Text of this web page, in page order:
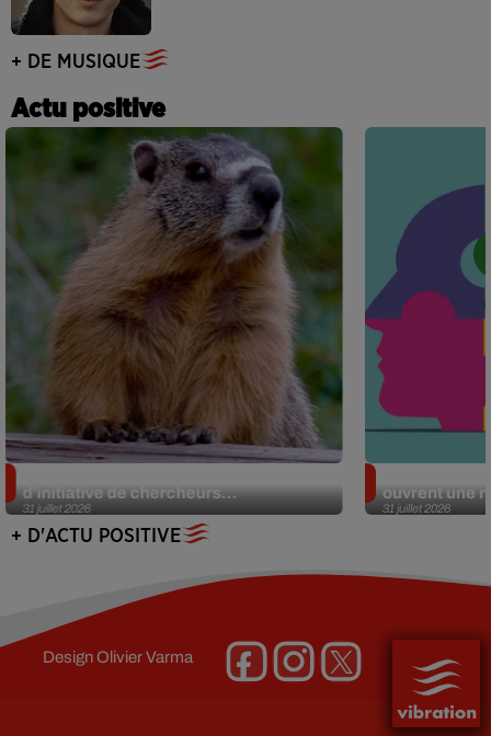
+ DE MUSIQUE
Actu positive
31 juillet 2026
d’initiative de chercheurs...
31 juillet 2026
ouvrent une
+ D'ACTU POSITIVE
DesignOlivier Varma